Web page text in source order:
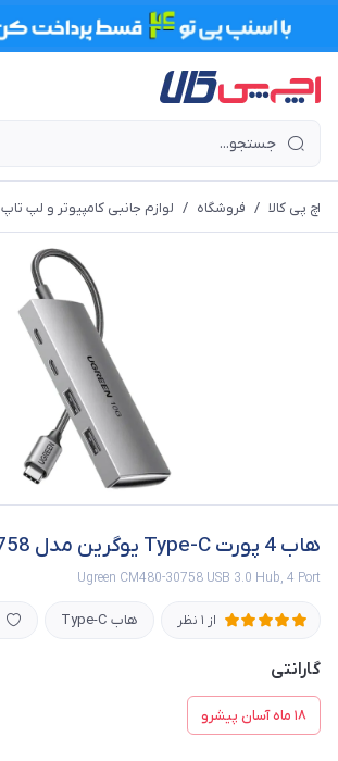
اچ پی کالا / فروشگاه / لوازم جانبی کامپیوتر و لپ تاپ
هاب 4 پورت Type-C یوگرین مدل CM480-30758
Ugreen CM480-30758 USB 3.0 Hub, 4 Port
از 1 نظر هاب Type-C
گارانتی
۱۸ ماه آسان پیشرو